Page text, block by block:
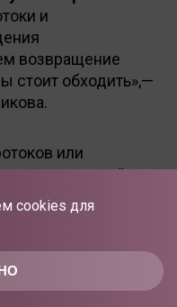
cookies для
и
возвращение
стоит обходить»,—
или
ультразвуковой
процедур с
лазерного
на кожу
восстановление